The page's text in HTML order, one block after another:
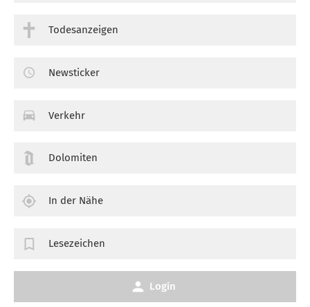
Todesanzeigen
Newsticker
Verkehr
Dolomiten
In der Nähe
Lesezeichen
Login